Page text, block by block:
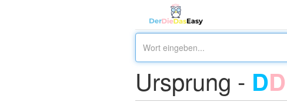
Ursprung - DD